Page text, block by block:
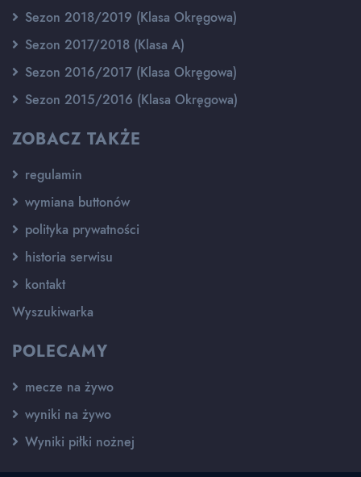
Sezon 2018/2019 (Klasa Okręgowa)
Sezon 2017/2018 (Klasa A)
Sezon 2016/2017 (Klasa Okręgowa)
Sezon 2015/2016 (Klasa Okręgowa)
ZOBACZ TAKŻE
regulamin
wymiana buttonów
polityka prywatności
historia serwisu
kontakt
Wyszukiwarka
POLECAMY
mecze na żywo
wyniki na żywo
Wyniki piłki nożnej